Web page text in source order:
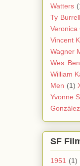
Watters
Ty Burrell
Veronica
Vincent
Wagner
Wes
William
Men (1)
Yvonne
González
SF
1951 (1)